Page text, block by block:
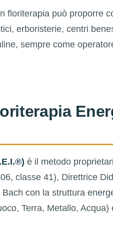
floriterapia può proporre
erboristerie, centri
sempre come
è il metodo
classe 41), Direttrice
con la struttura
Terra, Metallo,